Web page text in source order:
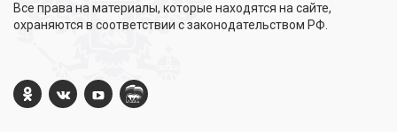
Все права на материалы, которые находятся на сайте,
охраняются в соответствии с законодательством РФ.